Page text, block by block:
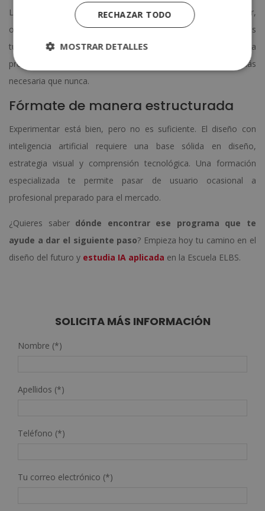
La inteligencia artificial plantea retos éticos: derechos de autor,
originalidad, uso responsable de imágenes. Como diseñador, es
tu responsabilidad conocer estos límites y actuar con criterio. La
profesionalidad no desaparece con la IA; se vuelve más
necesaria que nunca.
Fórmate de manera estructurada
Experimentar está bien, pero no es suficiente. El diseño con
inteligencia artificial requiere una base sólida en diseño,
estrategia visual y comprensión tecnológica. Una formación
especializada te permite pasar de usuario ocasional a
profesional preparado para el mercado.
¿Quieres saber dónde encontrar ese programa que te
ayude a dar el siguiente paso? Empieza hoy tu camino en el
diseño del futuro y estudia IA aplicada en la Escuela ELBS.
SOLICITA MÁS INFORMACIÓN
Nombre (*)
Apellidos (*)
Teléfono (*)
Tu correo electrónico (*)
RECHAZAR TODO
MOSTRAR DETALLES